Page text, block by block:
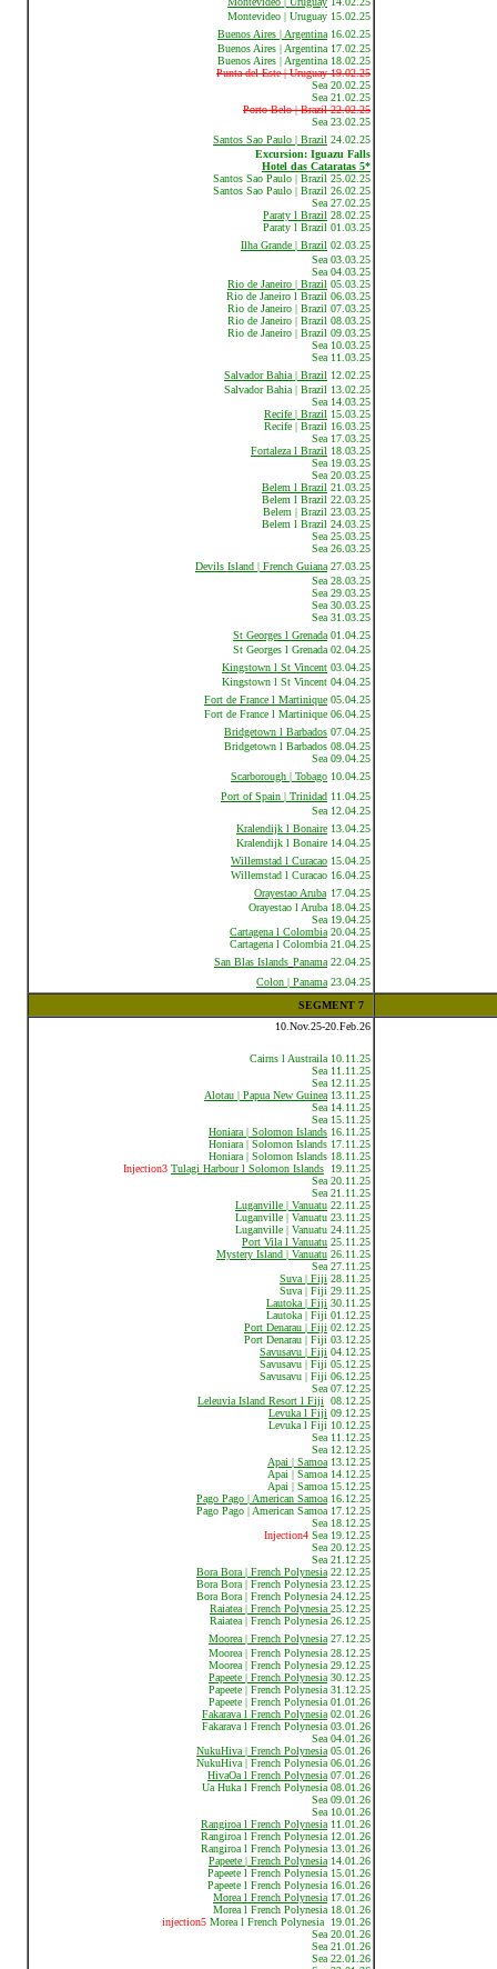
Montevideo | Uruguay 15.02.25
Buenos Aires | Argentina 16.02.25
Buenos Aires | Argentina 17.02.25
Buenos Aires | Argentina 18.02.25
Punta del Este | Uruguay 19.02.25
Sea 20.02.25
Sea 21.02.25
Porto Belo | Brazil 22.02.25
Sea 23.02.25
Santos Sao Paulo | Brazil 24.02.25
Excursion: Iguazu Falls
Hotel das Cataratas 5*
Santos Sao Paulo | Brazil 25.02.25
Santos Sao Paulo | Brazil 26.02.25
Sea 27.02.25
Paraty l Brazil 28.02.25
Paraty l Brazil 01.03.25
Ilha Grande | Brazil 02.03.25
Sea 03.03.25
Sea 04.03.25
Rio de Janeiro | Brazil 05.03.25
Rio de Janeiro l Brazil 06.03.25
Rio de Janeiro | Brazil 07.03.25
Rio de Janeiro | Brazil 08.03.25
Rio de Janeiro | Brazil 09.03.25
Sea 10.03.25
Sea 11.03.25
Salvador Bahia | Brazil 12.02.25
Salvador Bahia | Brazil 13.02.25
Sea 14.03.25
Recife | Brazil 15.03.25
Recife | Brazil 16.03.25
Sea 17.03.25
Fortaleza l Brazil 18.03.25
Sea 19.03.25
Sea 20.03.25
Belem l Brazil 21.03.25
Belem l Brazil 22.03.25
Belem | Brazil 23.03.25
Belem l Brazil 24.03.25
Sea 25.03.25
Sea 26.03.25
Devils Island | French Guiana 27.03.25
Sea 28.03.25
Sea 29.03.25
Sea 30.03.25
Sea 31.03.25
St Georges l Grenada 01.04.25
St Georges l Grenada 02.04.25
Kingstown l St Vincent 03.04.25
Kingstown l St Vincent 04.04.25
Fort de France l Martinique 05.04.25
Fort de France l Martinique 06.04.25
Bridgetown l Barbados 07.04.25
Bridgetown l Barbados 08.04.25
Sea 09.04.25
Scarborough | Tobago 10.04.25
Port of Spain | Trinidad 11.04.25
Sea 12.04.25
Kralendijk l Bonaire 13.04.25
Kralendijk l Bonaire 14.04.25
Willemstad l Curacao 15.04.25
Willemstad l Curacao 16.04.25
Orayestao Aruba 17.04.25
Orayestao l Aruba 18.04.25
Sea 19.04.25
Cartagena l Colombia 20.04.25
Cartagena l Colombia 21.04.25
San Blas Islands Panama 22.04.25
Colon | Panama 23.04.25
SEGMENT 7
10.Nov.25-20.Feb.26
Cairns l Austraila 10.11.25
Sea 11.11.25
Sea 12.11.25
Alotau | Papua New Guinea 13.11.25
Sea 14.11.25
Sea 15.11.25
Honiara | Solomon Islands 16.11.25
Honiara | Solomon Islands 17.11.25
Honiara | Solomon Islands 18.11.25
Injection3 Tulagi Harbour l Solomon Islands
19.11.25
Sea 20.11.25
Sea 21.11.25
Luganville | Vanuatu 22.11.25
Luganville | Vanuatu 23.11.25
Luganville | Vanuatu 24.11.25
Port Vila l Vanuatu 25.11.25
Mystery Island | Vanuatu 26.11.25
Sea 27.11.25
Suva | Fiji 28.11.25
Suva | Fiji 29.11.25
Lautoka | Fiji 30.11.25
Lautoka | Fiji 01.12.25
Port Denarau | Fiji 02.12.25
Port Denarau | Fiji 03.12.25
Savusavu | Fiji 04.12.25
Savusavu | Fiji 05.12.25
Savusavu | Fiji 06.12.25
Sea 07.12.25
Leleuvia Island Resort l Fiji 08.12.25
Levuka l Fiji 09.12.25
Levuka l Fiji 10.12.25
Sea 11.12.25
Sea 12.12.25
Apai | Samoa 13.12.25
Apai | Samoa 14.12.25
Apai | Samoa 15.12.25
Pago Pago | American Samoa 16.12.25
Pago Pago | American Samoa 17.12.25
Sea 18.12.25
Injection4 Sea 19.12.25
Sea 20.12.25
Sea 21.12.25
Bora Bora | French Polynesia 22.12.25
Bora Bora | French Polynesia 23.12.25
Bora Bora | French Polynesia 24.12.25
Raiatea | French Polynesia 25.12.25
Raiatea | French Polynesia 26.12.25
Moorea | French Polynesia 27.12.25
Moorea | French Polynesia 28.12.25
Moorea | French Polynesia 29.12.25
Papeete | French Polynesia 30.12.25
Papeete | French Polynesia 31.12.25
Papeete | French Polynesia 01.01.26
Fakarava l French Polynesia 02.01.26
Fakarava l French Polynesia 03.01.26
Sea 04.01.26
NukuHiva | French Polynesia 05.01.26
NukuHiva | French Polynesia 06.01.26
HivaOa l French Polynesia 07.01.26
Ua Huka l French Polynesia 08.01.26
Sea 09.01.26
Sea 10.01.26
Rangiroa l French Polynesia 11.01.26
Rangiroa l French Polynesia 12.01.26
Rangiroa l French Polynesia 13.01.26
Papeete | French Polynesia 14.01.26
Papeete l French Polynesia 15.01.26
Papeete l French Polynesia 16.01.26
Morea l French Polynesia 17.01.26
Morea l French Polynesia 18.01.26
injection5 Morea l French Polynesia 19.01.26
Sea 20.01.26
Sea 21.01.26
Sea 22.01.26